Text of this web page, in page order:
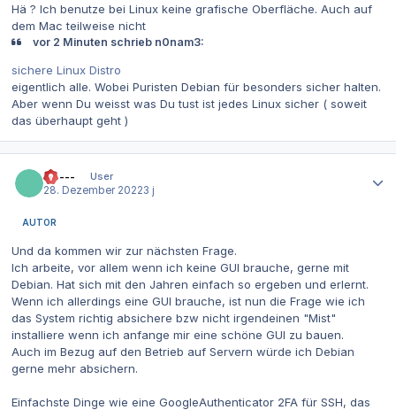
Hä ? Ich benutze bei Linux keine grafische Oberfläche. Auch auf
dem Mac teilweise nicht
vor 2 Minuten schrieb n0nam3:
sichere Linux Distro
eigentlich alle. Wobei Puristen Debian für besonders sicher halten.
Aber wenn Du weisst was Du tust ist jedes Linux sicher ( soweit
das überhaupt geht )
------
User
28. Dezember 20223 j
AUTOR
Und da kommen wir zur nächsten Frage.
Ich arbeite, vor allem wenn ich keine GUI brauche, gerne mit
Debian. Hat sich mit den Jahren einfach so ergeben und erlernt.
Wenn ich allerdings eine GUI brauche, ist nun die Frage wie ich
das System richtig absichere bzw nicht irgendeinen "Mist"
installiere wenn ich anfange mir eine schöne GUI zu bauen.
Auch im Bezug auf den Betrieb auf Servern würde ich Debian
gerne mehr absichern.
Einfachste Dinge wie eine GoogleAuthenticator 2FA für SSH, das